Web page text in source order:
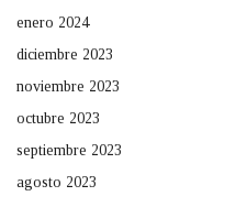
enero 2024
diciembre 2023
noviembre 2023
octubre 2023
septiembre 2023
agosto 2023